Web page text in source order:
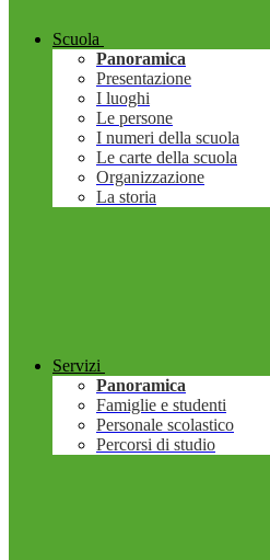
Scuola
Panoramica
Presentazione
I luoghi
Le persone
I numeri della scuola
Le carte della scuola
Organizzazione
La storia
Servizi
Panoramica
Famiglie e studenti
Personale scolastico
Percorsi di studio